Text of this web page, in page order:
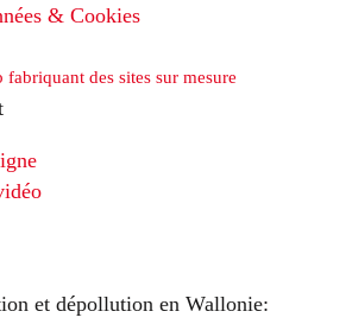
& Cookies
des sites sur mesure
et dépollution en Wallonie: